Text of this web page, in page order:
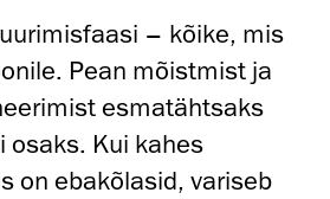
– kõike, mis
Pean mõistmist ja
esmatähtsaks
osaks. Kui kahes
on ebakõlasid, variseb